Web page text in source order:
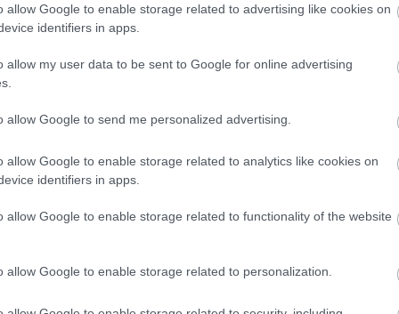
allow Google to enable storage related to advertising like cookies on
identifiers in apps.
allow my user data to be sent to Google for online advertising
allow Google to send me personalized advertising.
allow Google to enable storage related to analytics like cookies on
identifiers in apps.
allow Google to enable storage related to functionality of the website
allow Google to enable storage related to personalization.
komment
AZ AKUSZTIK SZÍNPADÁN
közönségüket. A mindent elsöprő bulihangulatot egy
Lóci-dal ellenpontozta, amelyet hétfőig csak itt, a